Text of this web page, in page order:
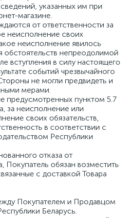
указанных им при
магазине.
от ответственности за
неисполнение своих
неисполнение явилось
обстоятельств непреодолимой
вступления в силу настоящего
событий чрезвычайного
не могли предвидеть и
мерами.
предусмотренных пунктом 5.7
за неисполнение или
своих обязательств,
в соответствии с
Республики
отказа от
Покупатель обязан возместить
с доставкой Товара
Покупателем и Продавцом
Беларусь.